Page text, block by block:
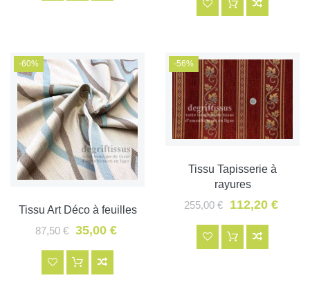
-60%
Tissu Art Déco à feuilles
87,50 €
35,00 €
-56%
Tissu Tapisserie à
rayures
255,00 €
112,20 €